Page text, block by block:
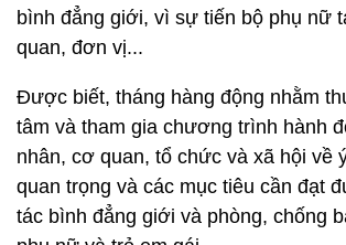
bình đẳng giới, vì sự tiến bộ phụ nữ
quan, đơn vị...
Được biết, tháng hàng động nhằm
tâm và tham gia chương trình hành
nhân, cơ quan, tổ chức và xã hội về
quan trọng và các mục tiêu cần đạt
tác bình đẳng giới và phòng, chống